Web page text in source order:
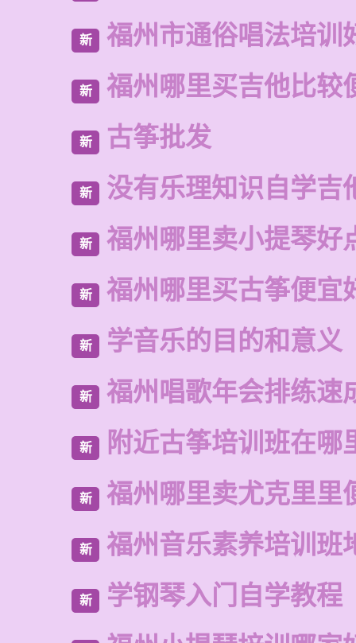
新 福州市通俗唱法培训
新 福州哪里买吉他比较
新 古筝批发
新 没有乐理知识自学吉
新 福州哪里卖小提琴好
新 福州哪里买古筝便宜
新 学音乐的目的和意义
新 福州唱歌年会排练速
新 附近古筝培训班在哪
新 福州哪里卖尤克里里
新 福州音乐素养培训班
新 学钢琴入门自学教程